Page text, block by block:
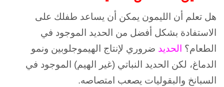
هل تعلم أن الليمون يمكن أن يساعد طفلك على
الاستفادة بشكل أفضل من الحديد الموجود في
الطعام؟ الحديد ضروري لإنتاج الهيموجلوبين ونمو
الدماغ، لكن الحديد النباتي (غير الهيم) الموجود في
السبانخ والبقوليات يصعب امتصاصه.